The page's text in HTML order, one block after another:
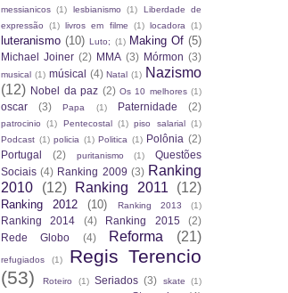
messianicos (1) lesbianismo (1)
Liberdade de
expressão
(1) livros em filme (1) locadora (1)
luteranismo (10) Luto; (1) Making Of (5)
Michael Joiner (2) MMA (3) Mórmon (3)
musical (1) músical (4) Natal (1) Nazismo
(12) Nobel da paz (2) Os 10 melhores (1)
oscar (3) Papa (1) Paternidade (2)
patrocinio (1) Pentecostal (1) piso salarial (1)
Podcast (1) policia (1) Politica (1) Polônia (2)
Portugal
(2) puritanismo (1)
Questões
Sociais (4) Ranking 2009 (3) Ranking
2010
(12) Ranking 2011 (12)
Ranking 2012 (10) Ranking 2013 (1)
Ranking 2014 (4) Ranking 2015
(2)
Rede Globo
(4) Reforma (21)
refugiados (1)
Regis Terencio
(53)
Roteiro (1) Seriados (3) skate
(1)